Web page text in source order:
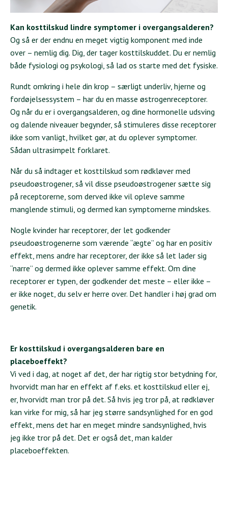
Kan kosttilskud lindre symptomer i overgangsalderen?
Og så er der endnu en meget vigtig komponent med inde
over – nemlig dig. Dig, der tager kosttilskuddet. Du er nemlig
både fysiologi og psykologi, så lad os starte med det fysiske.
Rundt omkring i hele din krop – særligt underliv, hjerne og
fordøjelsessystem – har du en masse østrogenreceptorer.
Og når du er i overgangsalderen, og dine hormonelle udsving
og dalende niveauer begynder, så stimuleres disse receptorer
ikke som vanligt, hvilket gør, at du oplever symptomer.
Sådan ultrasimpelt forklaret.
Når du så indtager et kosttilskud som rødkløver med
pseudoøstrogener, så vil disse pseudoøstrogener sætte sig
på receptorerne, som derved ikke vil opleve samme
manglende stimuli, og dermed kan symptomerne mindskes.
Nogle kvinder har receptorer, der let godkender
pseudoøstrogenerne som værende “ægte” og har en positiv
effekt, mens andre har receptorer, der ikke så let lader sig
“narre” og dermed ikke oplever samme effekt. Om dine
receptorer er typen, der godkender det meste – eller ikke –
er ikke noget, du selv er herre over. Det handler i høj grad om
genetik.
Er kosttilskud i overgangsalderen bare en
placeboeffekt?
Vi ved i dag, at noget af det, der har rigtig stor betydning for,
hvorvidt man har en effekt af f.eks. et kosttilskud eller ej,
er, hvorvidt man tror på det. Så hvis jeg tror på, at rødkløver
kan virke for mig, så har jeg større sandsynlighed for en god
effekt, mens det har en meget mindre sandsynlighed, hvis
jeg ikke tror på det. Det er også det, man kalder
placeboeffekten.